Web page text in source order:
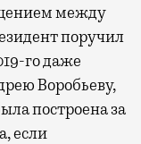
между
поручил
го даже
Воробьеву,
построена за
если